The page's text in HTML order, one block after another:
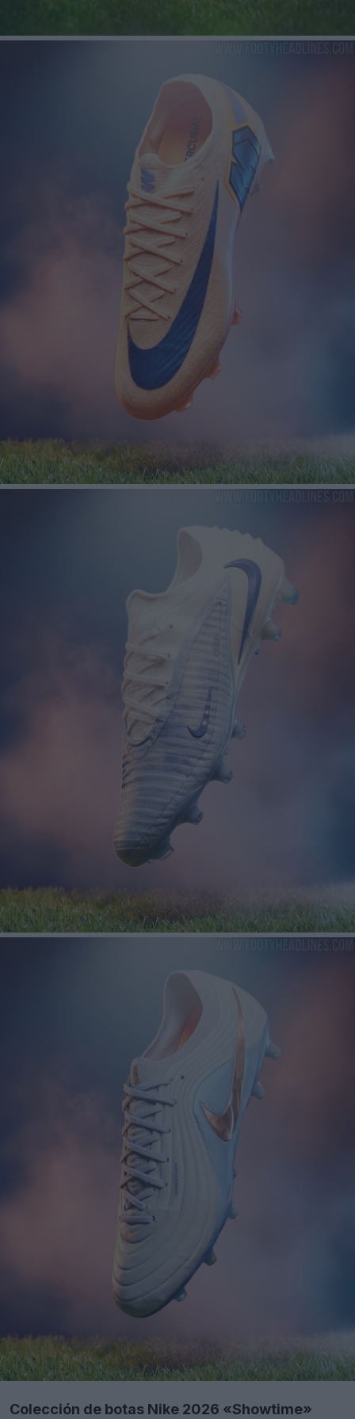
Colección de botas Nike 2026 «Showtime»